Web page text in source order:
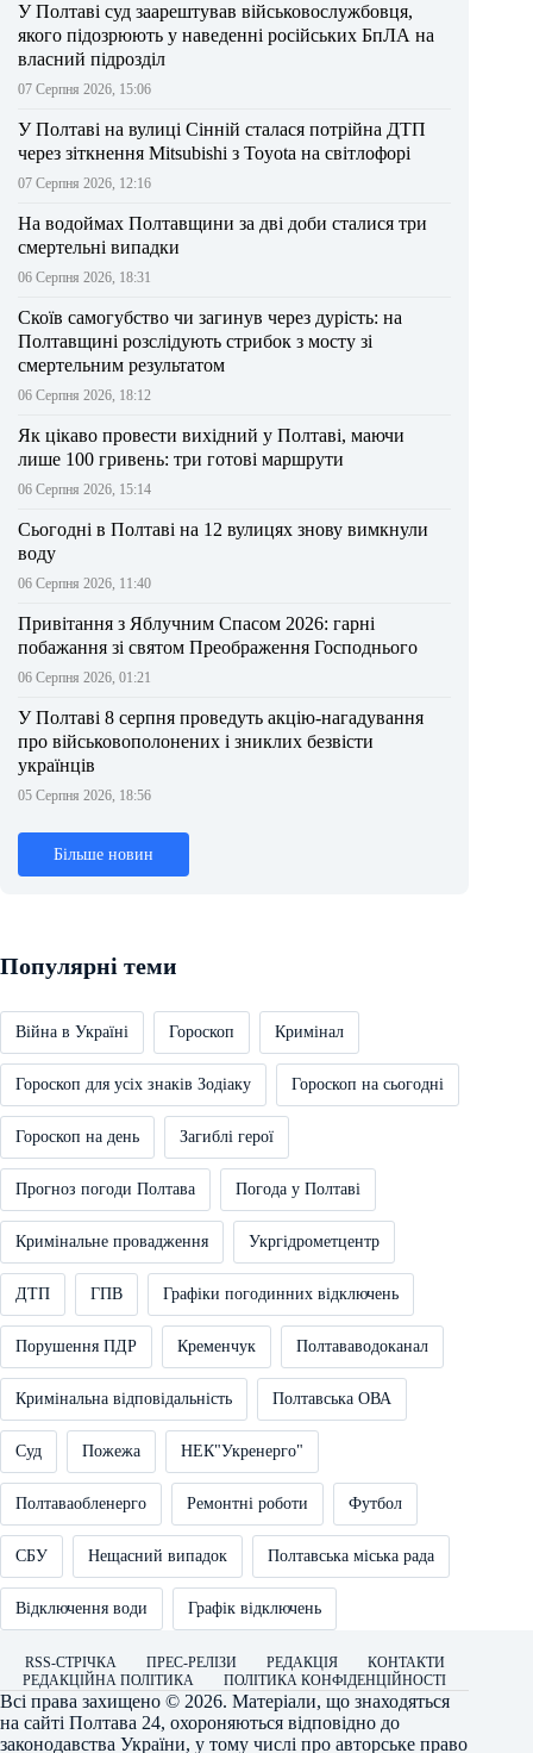
У Полтаві суд заарештував військовослужбовця,
якого підозрюють у наведенні російських БпЛА на
власний підрозділ
07 Серпня 2026, 15:06
У Полтаві на вулиці Сінній сталася потрійна ДТП
через зіткнення Mitsubishi з Toyota на світлофорі
07 Серпня 2026, 12:16
На водоймах Полтавщини за дві доби сталися три
смертельні випадки
06 Серпня 2026, 18:31
Скоїв самогубство чи загинув через дурість: на
Полтавщині розслідують стрибок з мосту зі
смертельним результатом
06 Серпня 2026, 18:12
Як цікаво провести вихідний у Полтаві, маючи
лише 100 гривень: три готові маршрути
06 Серпня 2026, 15:14
Сьогодні в Полтаві на 12 вулицях знову вимкнули
воду
06 Серпня 2026, 11:40
Привітання з Яблучним Спасом 2026: гарні
побажання зі святом Преображення Господнього
06 Серпня 2026, 01:21
У Полтаві 8 серпня проведуть акцію-нагадування
про військовополонених і зниклих безвісти
українців
05 Серпня 2026, 18:56
Більше новин
Популярні теми
Війна в Україні Гороскоп Кримінал
Гороскоп для усіх знаків Зодіаку Гороскоп на сьогодні
Гороскоп на день Загиблі герої
Прогноз погоди Полтава Погода у Полтаві
Кримінальне провадження Укргідрометцентр
ДТП ГПВ Графіки погодинних відключень
Порушення ПДР Кременчук Полтававодоканал
Кримінальна відповідальність Полтавська ОВА
Суд Пожежа НЕК"Укренерго"
Полтаваобленерго Ремонтні роботи Футбол
СБУ Нещасний випадок Полтавська міська рада
Відключення води Графік відключень
RSS-СТРІЧКА ПРЕС-РЕЛІЗИ РЕДАКЦІЯ
КОНТАКТИ
РЕДАКЦІЙНА ПОЛІТИКА
ПОЛІТИКА КОНФІДЕНЦІЙНОСТІ
Всі права захищено © 2026. Матеріали, що знаходяться
на сайті Полтава 24, охороняються відповідно до
законодавства України, у тому числі про авторське право